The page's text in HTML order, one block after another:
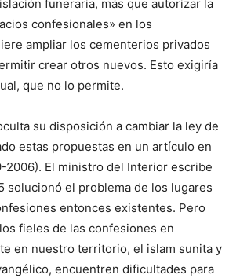
funeraria, más que autorizar la
confesionales» en los
ampliar los cementerios privados
crear otros nuevos. Esto exigiría
que no lo permite.
su disposición a cambiar la ley de
estas propuestas en un artículo en
2006). El ministro del Interior escribe
solucionó el problema de los lugares
entonces existentes. Pero
fieles de las confesiones en
en nuestro territorio, el islam sunita y
encuentren dificultades para